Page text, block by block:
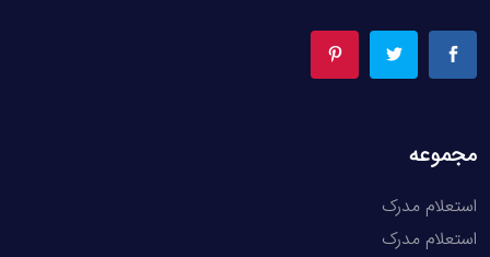
مجموعه
استعلام مدرک
استعلام مدرک